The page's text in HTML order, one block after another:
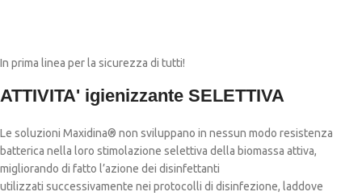
In prima linea per la sicurezza di tutti!
ATTIVITA' igienizzante SELETTIVA
Le soluzioni Maxidina® non sviluppano in nessun modo resistenza
batterica nella loro stimolazione selettiva della biomassa attiva,
migliorando di fatto l’azione dei disinfettanti
utilizzati successivamente nei protocolli di disinfezione, laddove